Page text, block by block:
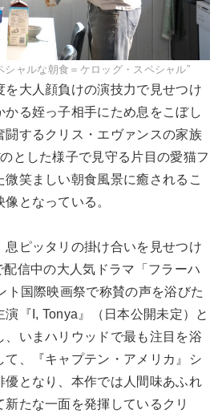
シャルな朝食＝ケロッグ・スペシャル”
を大人顔負けの演技力で見せつけ
かる姪っ子相手にため息をこぼし
闘するクリス・エヴァンスの家族
とした様子で見守る片目の愛猫フ
微笑ましい朝食風景に癒されるこ
となっている。
息ピッタリの掛け合いを見せつけ
信中の大人気ドラマ「フラーハ
ト国際映画祭で称賛の声を浴びた
『I, Tonya』（日本公開未定）と
、いまハリウッドで最も注目を浴
て、『キャプテン・アメリカ』シ
優となり、本作では人間味あふれ
たな一面を発揮しているクリ